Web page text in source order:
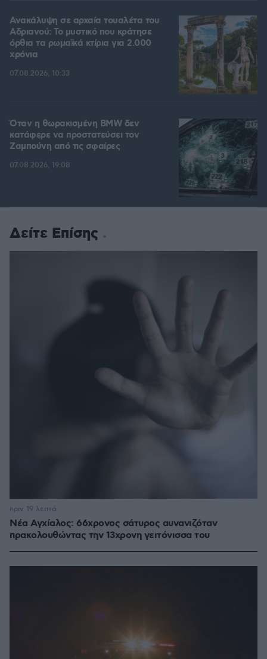
Ανακάλυψη σε αρχαία τουαλέτα του
Αδριανού: Το μυστικό που κράτησε
όρθια τα ρωμαϊκά κτίρια για 2.000
χρόνια
07.08.2026, 10:33
Όταν η θωρακισμένη BMW δεν
κατάφερε να προστατεύσει τον
Ζαμπούνη από τις σφαίρες
07.08.2026, 19:08
Δείτε Επίσης
Νέα Αγχίαλος: 66χρονος σάτυρος αυνανιζόταν
πρακολουθώντας την 13χρονη γειτόνισσα του
πριν 19 λεπτά